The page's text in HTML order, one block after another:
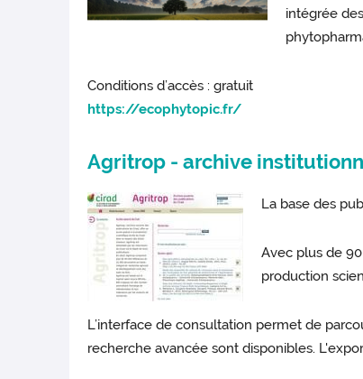
intégrée
Conditions d’accès : gratuit
https://ecophytopic.fr/
Agritrop - archive
La base des
Avec plus de
production
L’interface de consultation permet de
recherche avancée sont disponibles.